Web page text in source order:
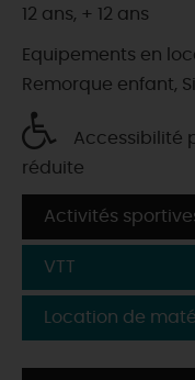
12 ans, + 12 ans
Equipements en
Remorque enfant,
Accessibilité
réduite
Activités
VTT
Location de